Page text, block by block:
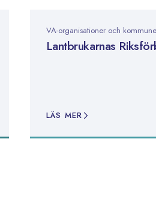
VA-organisationer och
Lantbrukarnas
LÄS MER